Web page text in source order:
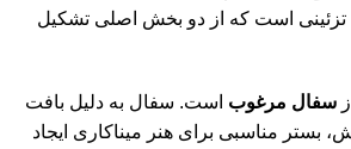
است که از دو بخش اصلی تشکیل
سفال مرغوب است. سفال به دلیل بافت
بستر مناسبی برای هنر میناکاری ایجاد